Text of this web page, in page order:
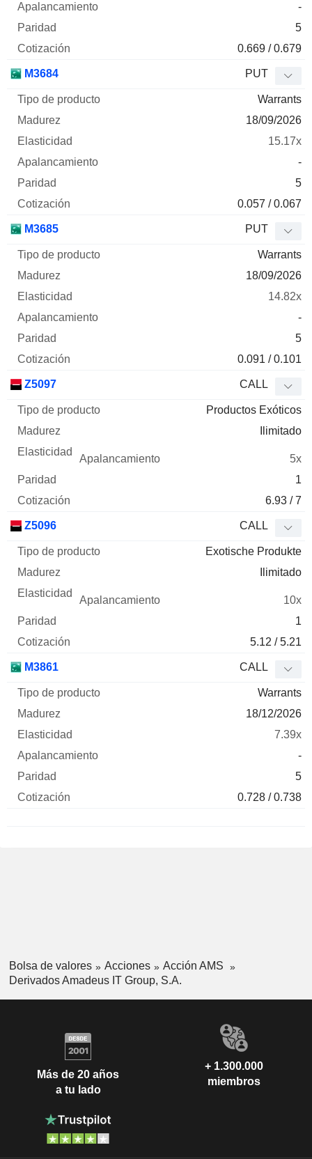
-
5
0.669 / 0.679
M3684 PUT
Warrants
18/09/2026
15.17x
-
5
0.057 / 0.067
M3685 PUT
Warrants
18/09/2026
14.82x
-
5
0.091 / 0.101
Z5097 CALL
Productos Exóticos
Ilimitado
5x
1
6.93 / 7
Z5096 CALL
Exotische Produkte
Ilimitado
10x
1
5.12 / 5.21
M3861 CALL
Warrants
18/12/2026
7.39x
-
5
0.728 / 0.738
Bolsa de valores Acciones
Acción AMS
Derivados Amadeus IT Group, S.A.
Más de 20 años
a tu lado
+ 1.300.000
miembros